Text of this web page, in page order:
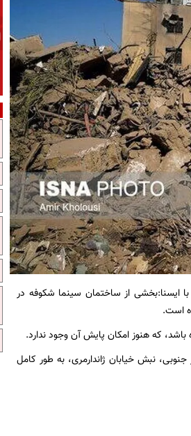
ایسنا:بخشی از ساختمان سینما شکوفه در
نبش خیابان ژاندارمری، به طور کامل